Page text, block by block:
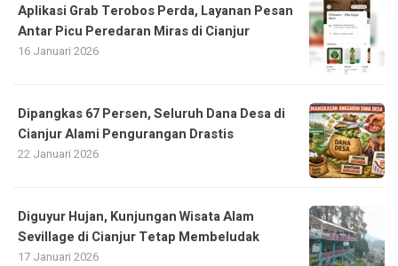
Aplikasi Grab Terobos Perda, Layanan Pesan
Antar Picu Peredaran Miras di Cianjur
16 Januari 2026
Dipangkas 67 Persen, Seluruh Dana Desa di
Cianjur Alami Pengurangan Drastis
22 Januari 2026
Diguyur Hujan, Kunjungan Wisata Alam
Sevillage di Cianjur Tetap Membeludak
17 Januari 2026